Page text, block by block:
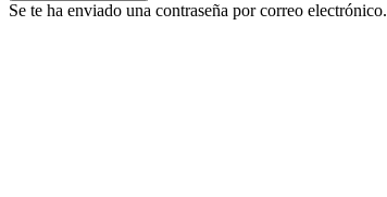
Se te ha enviado una contraseña por correo electrónico.